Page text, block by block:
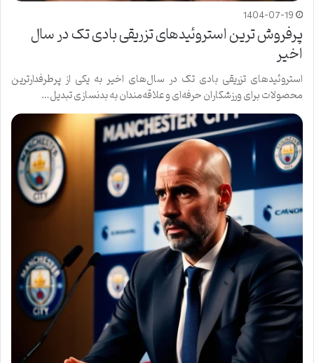
1404-07-19
پرفروش ترین استروئیدهای تزریقی بادی تک در سال
اخیر
استروئیدهای تزریقی بادی تک در سال‌های اخیر به یکی از پرطرفدارترین
محصولات برای ورزشکاران حرفه‌ای و علاقه‌مندان به بدنسازی تبدیل…